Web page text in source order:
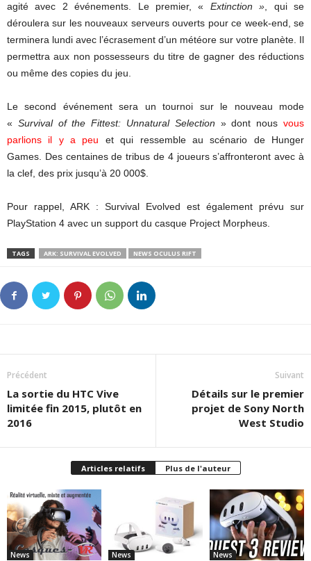
agité avec 2 événements. Le premier, « Extinction », qui se
déroulera sur les nouveaux serveurs ouverts pour ce week-end, se
terminera lundi avec l’écrasement d’un météore sur votre planète. Il
permettra aux non possesseurs du titre de gagner des réductions
ou même des copies du jeu.
Le second événement sera un tournoi sur le nouveau mode
« Survival of the Fittest: Unnatural Selection » dont nousvous
parlions il y a peu et qui ressemble au scénario de Hunger
Games. Des centaines de tribus de 4 joueurs s’affronteront avec à
la clef, des prix jusqu’à 20 000$.
Pour rappel, ARK : Survival Evolved est également prévu sur
PlayStation 4 avec un support du casque Project Morpheus.
TAGS ARK: SURVIVAL EVOLVED NEWS OCULUS RIFT
Précédent
La sortie du HTC Vive
limitée fin 2015, plutôt en
2016
Suivant
Détails sur le premier
projet de Sony North
West Studio
Articles relatifs Plus de l'auteur
News News News